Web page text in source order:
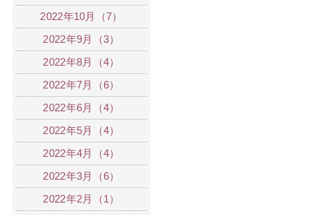
2022年10月（7）
2022年9月（3）
2022年8月（4）
2022年7月（6）
2022年6月（4）
2022年5月（4）
2022年4月（4）
2022年3月（6）
2022年2月（1）